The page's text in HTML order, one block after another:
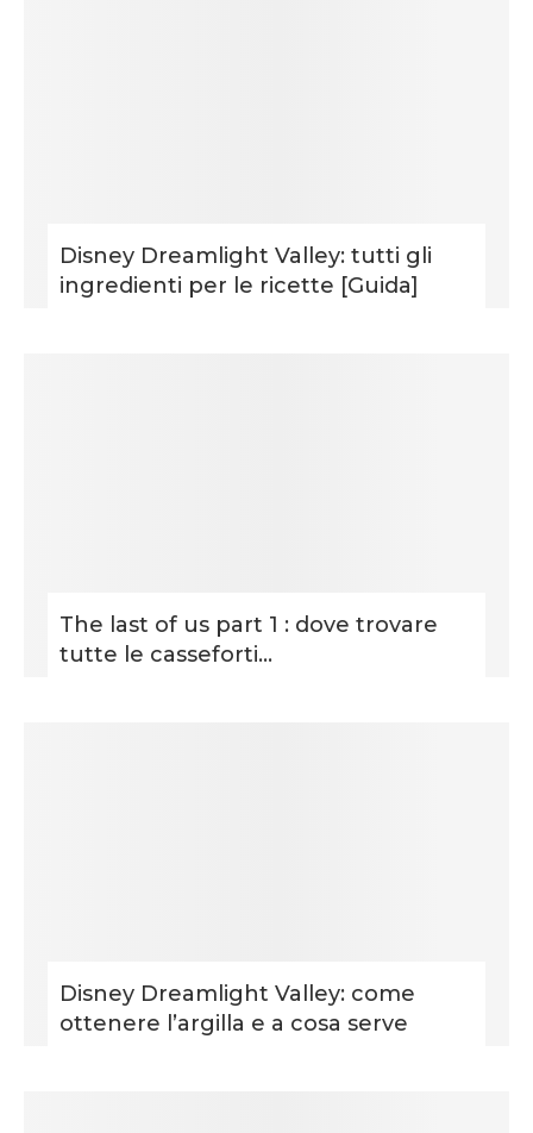
Disney Dreamlight Valley: tutti gli
ingredienti per le ricette [Guida]
The last of us part 1 : dove trovare
tutte le casseforti...
Disney Dreamlight Valley: come
ottenere l’argilla e a cosa serve